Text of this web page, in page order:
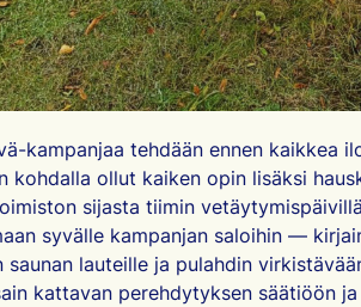
kampanjaa tehdään ennen kaikkea
kohdalla ollut kaiken opin lisäksi
sijasta tiimin
syvälle kampanjan saloihin —
saunan lauteille ja pulahdin
kattavan perehdytyksen säätiöön